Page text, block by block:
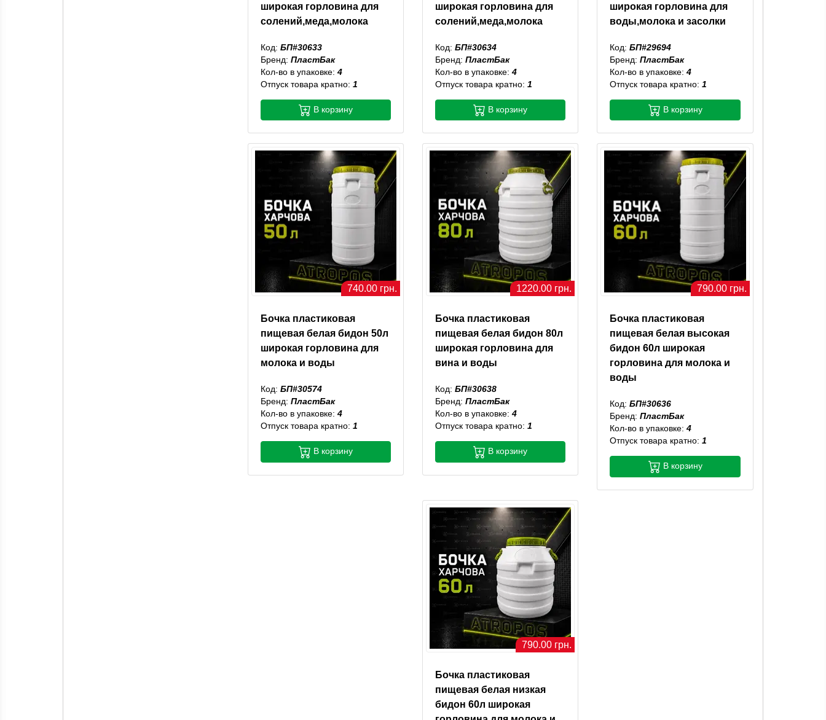
широкая горловина для
солений,меда,молока
Код: БП#30633
Бренд: ПластБак
Кол-во в упаковке: 4
Отпуск товара кратно: 1
В корзину
широкая горловина для
солений,меда,молока
Код: БП#30634
Бренд: ПластБак
Кол-во в упаковке: 4
Отпуск товара кратно: 1
В корзину
широкая горловина для
воды,молока и засолки
Код:БП#29694
Бренд:ПластБак
Кол-во в упаковке:4
Отпуск товара кратно:1
В корзину
740.00 грн.
Бочка пластиковая
пищевая белая бидон 50л
широкая горловина для
молока и воды
Код: БП#30574
Бренд: ПластБак
Кол-во в упаковке: 4
Отпуск товара кратно: 1
В корзину
1220.00 грн.
Бочка пластиковая
пищевая белая бидон 80л
широкая горловина для
вина и воды
Код: БП#30638
Бренд: ПластБак
Кол-во в упаковке: 4
Отпуск товара кратно: 1
В корзину
790.00 грн.
Бочка пластиковая
пищевая белая высокая
бидон 60л широкая
горловина для молока и
воды
Код:БП#30636
Бренд:ПластБак
Кол-во в упаковке:4
Отпуск товара кратно:1
В корзину
790.00 грн.
Бочка пластиковая
пищевая белая низкая
бидон 60л широкая